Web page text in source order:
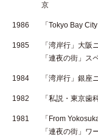
京
1986 「Tokyo Bay
1985
「湾岸行」大阪
「連夜の街」ス
1984 「湾岸行」銀座
1982 「私説・東京
1981
「From
「連夜の街」ワ